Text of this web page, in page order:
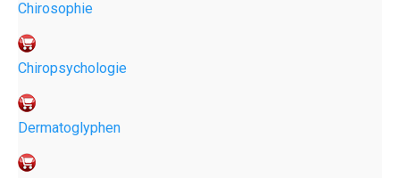
Chirosophie
Chiropsychologie
Dermatoglyphen